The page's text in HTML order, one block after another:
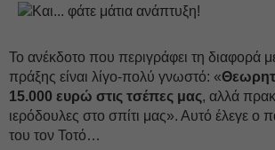
Το ανέκδοτο που περιγράφει τη διαφορά
πράξης είναι λίγο-πολύ γνωστό: «
15.000 ευρώ στις τσέπες μας, αλλά
ιερόδουλες στο σπίτι μας». Αυτό έλεγε ο
του τον Τοτό…